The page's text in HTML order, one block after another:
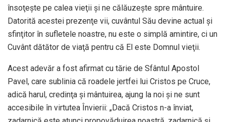
însoţește pe calea vieţii și ne călăuzește spre mântuire.
Datorită acestei prezenţe vii, cuvântul Său devine actual și
sfinţitor în sufletele noastre, nu este o simplă amintire, ci un
Cuvânt dătător de viaţă pentru că El este Domnul vieţii.
Acest adevăr a fost afirmat cu tărie de Sfântul Apostol
Pavel, care sublinia că roadele jertfei lui Cristos pe Cruce,
adică harul, credinţa și mântuirea, ajung la noi și ne sunt
accesibile în virtutea Învierii: „Dacă Cristos n-a înviat,